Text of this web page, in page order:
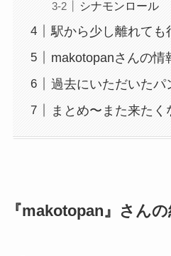
シナモンロール
駅から少し離れても
makotopanさんの情
過去にいただいたパ
まとめ〜また来たく
『makotopan』さん